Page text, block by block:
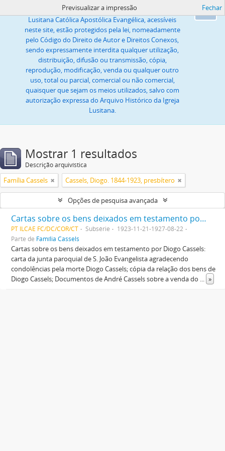
Ok
Todas as imagens ou textos, propriedade da Igreja
Lusitana Católica Apostólica Evangélica, acessíveis
neste site, estão protegidos pela lei, nomeadamente
pelo Código do Direito de Autor e Direitos Conexos,
sendo expressamente interdita qualquer utilização,
distribuição, difusão ou transmissão, cópia,
reprodução, modificação, venda ou qualquer outro
uso, total ou parcial, comercial ou não comercial,
quaisquer que sejam os meios utilizados, salvo com
autorização expressa do Arquivo Histórico da Igreja
Lusitana.
Previsualizar a impressão Fechar
Mostrar 1 resultados
Descrição arquivística
Família Cassels Cassels, Diogo. 1844-1923, presbítero
Opções de pesquisa avançada
Cartas sobre os bens deixados em testamento por Diogo Cassels
PT ILCAE FC/DC/COR/CT Subsérie
1923-11-21-1927-08-22
Parte de Família Cassels
Cartas sobre os bens deixados em testamento por Diogo Cassels:
carta da junta paroquial de S. João Evangelista agradecendo
condolências pela morte Diogo Cassels; cópia da relação dos bens de
Diogo Cassels; Documentos de André Cassels sobre a venda do ... »